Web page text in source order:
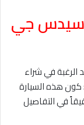
جي
الرغبة في شراء
كون هذه السيارة
في التفاصيل